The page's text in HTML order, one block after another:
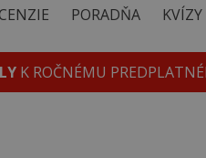
PORADŇA KVÍZY
K ROČNÉMU